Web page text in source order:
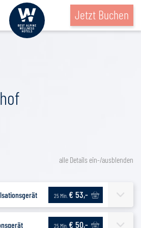
Jetzt Buchen
alle Details ein-/ausblenden
25 Min. € 53,-
25 Min. € 50,-